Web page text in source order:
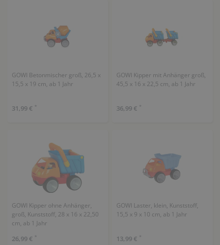
GOWI Betonmischer groß, 26,5 x
15,5 x 19 cm, ab 1 Jahr
31,99 € *
GOWI Kipper mit Anhänger groß,
45,5 x 16 x 22,5 cm, ab 1 Jahr
36,99 € *
GOWI Kipper ohne Anhänger,
groß, Kunststoff, 28 x 16 x 22,50
cm, ab 1 Jahr
26,99 € *
GOWI Laster, klein, Kunststoff,
15,5 x 9 x 10 cm, ab 1 Jahr
13,99 € *